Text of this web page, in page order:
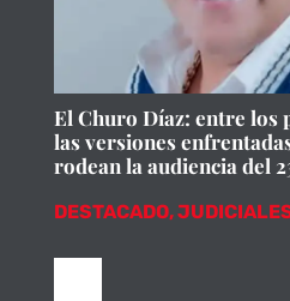
El Churo Díaz: entre los
las versiones
rodean la audiencia del
DESTACADO,